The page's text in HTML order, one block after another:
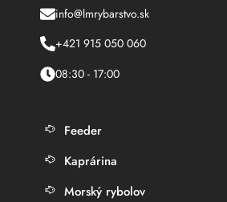
info@lmrybarstvo.sk
+421 915 050 060
08:30 - 17:00
Feeder
Kaprárina
Morský rybolov